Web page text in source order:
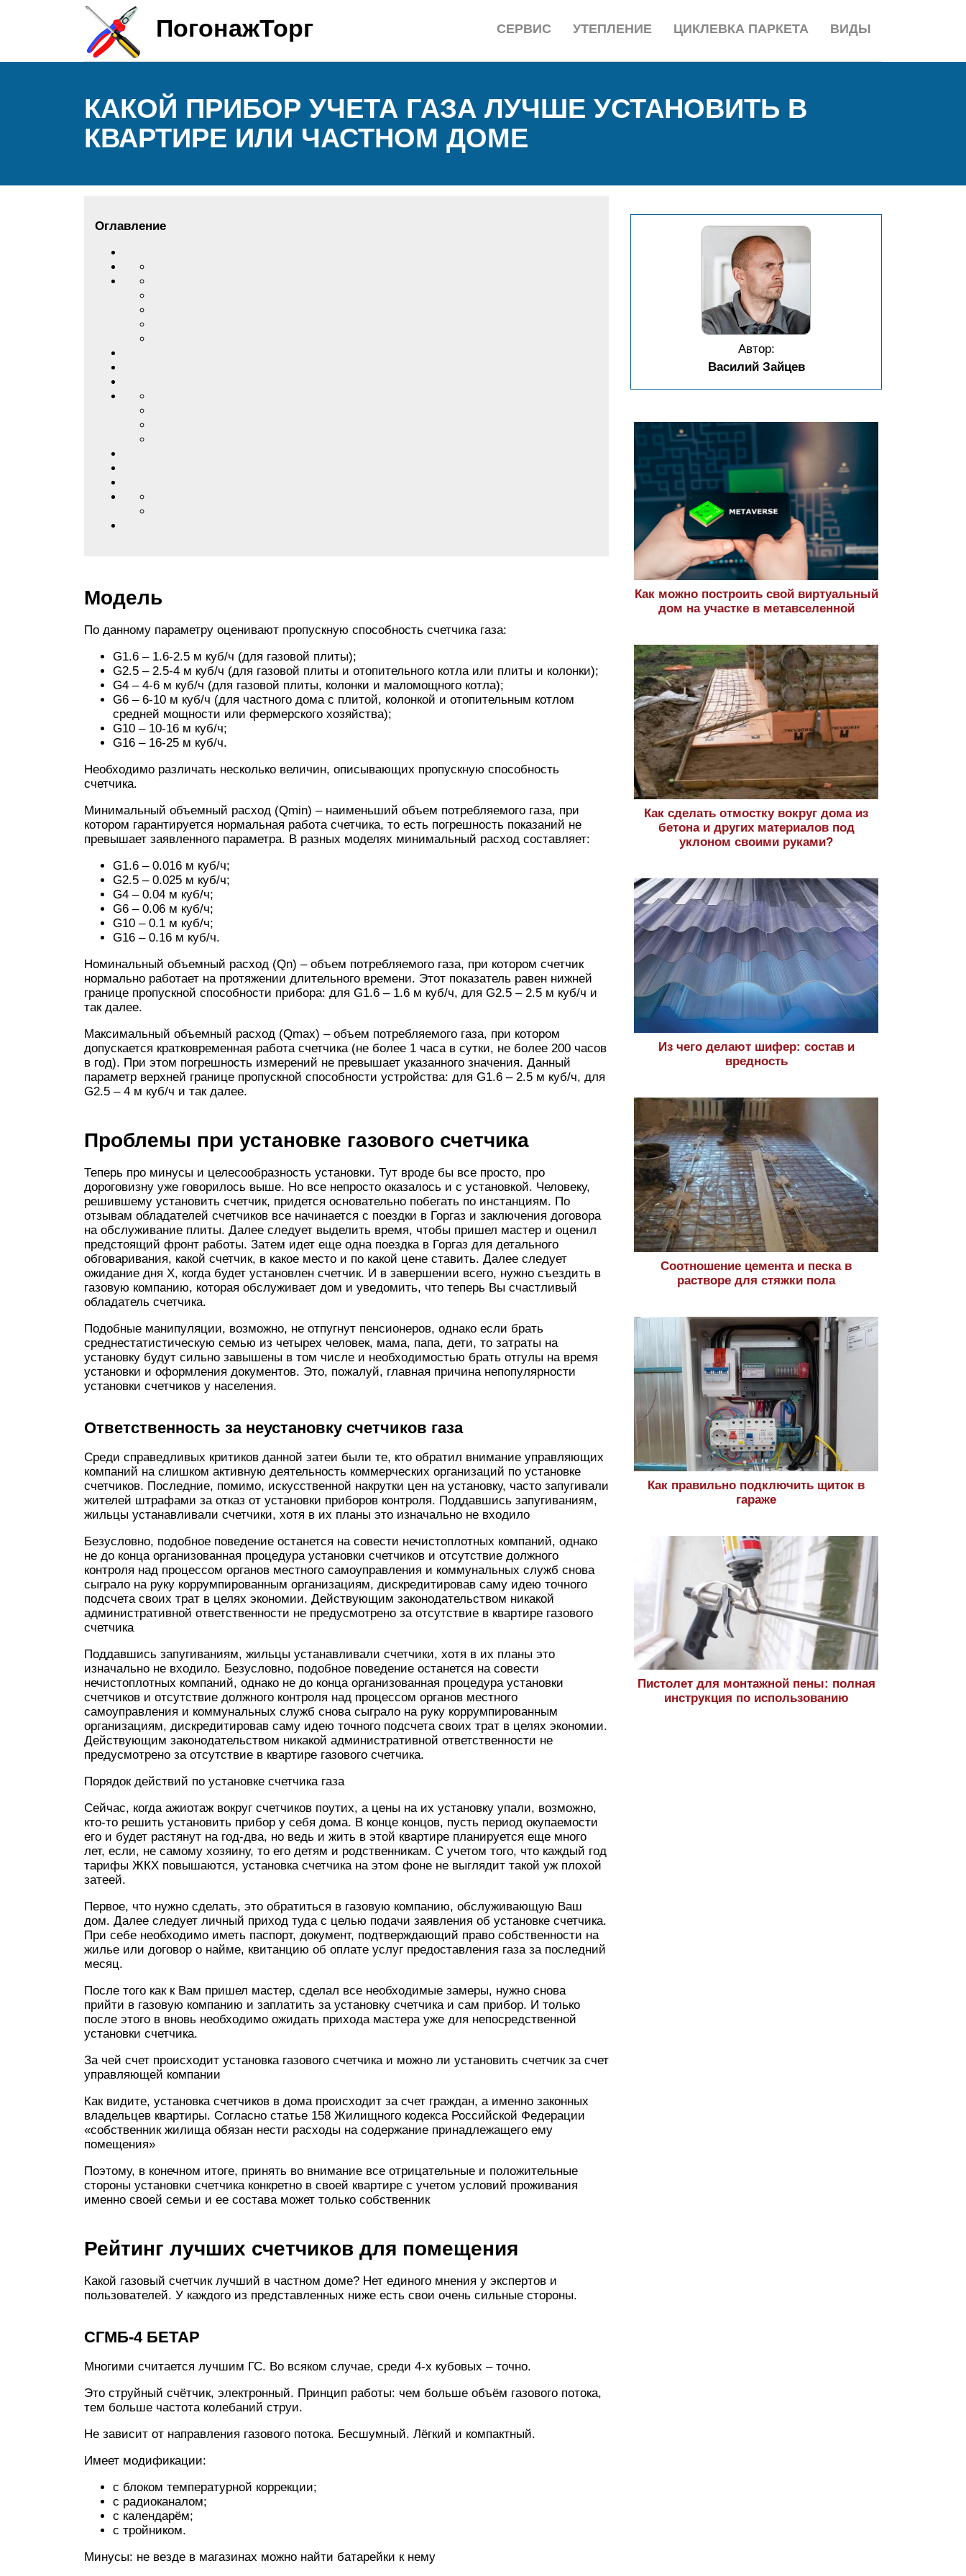
ПогонажТорг ВИДЫ
ЦИКЛЕВКА ПАРКЕТА
УТЕПЛЕНИЕ
СЕРВИС
КАКОЙ ПРИБОР УЧЕТА ГАЗА ЛУЧШЕ УСТАНОВИТЬ В
КВАРТИРЕ ИЛИ ЧАСТНОМ ДОМЕ
Оглавление
Модель
По данному параметру оценивают пропускную способность счетчика газа:
G1.6 – 1.6-2.5 м куб/ч (для газовой плиты);
G2.5 – 2.5-4 м куб/ч (для газовой плиты и отопительного котла или плиты и колонки);
G4 – 4-6 м куб/ч (для газовой плиты, колонки и маломощного котла);
G6 – 6-10 м куб/ч (для частного дома с плитой, колонкой и отопительным котлом
средней мощности или фермерского хозяйства);
G10 – 10-16 м куб/ч;
G16 – 16-25 м куб/ч.
Необходимо различать несколько величин, описывающих пропускную способность
счетчика.
Минимальный объемный расход (Qmin) – наименьший объем потребляемого газа, при
котором гарантируется нормальная работа счетчика, то есть погрешность показаний не
превышает заявленного параметра. В разных моделях минимальный расход составляет:
G1.6 – 0.016 м куб/ч;
G2.5 – 0.025 м куб/ч;
G4 – 0.04 м куб/ч;
G6 – 0.06 м куб/ч;
G10 – 0.1 м куб/ч;
G16 – 0.16 м куб/ч.
Номинальный объемный расход (Qn) – объем потребляемого газа, при котором счетчик
нормально работает на протяжении длительного времени. Этот показатель равен нижней
границе пропускной способности прибора: для G1.6 – 1.6 м куб/ч, для G2.5 – 2.5 м куб/ч и
так далее.
Максимальный объемный расход (Qmax) – объем потребляемого газа, при котором
допускается кратковременная работа счетчика (не более 1 часа в сутки, не более 200 часов
в год). При этом погрешность измерений не превышает указанного значения. Данный
параметр верхней границе пропускной способности устройства: для G1.6 – 2.5 м куб/ч, для
G2.5 – 4 м куб/ч и так далее.
Проблемы при установке газового счетчика
Теперь про минусы и целесообразность установки. Тут вроде бы все просто, про
дороговизну уже говорилось выше. Но все непросто оказалось и с установкой. Человеку,
решившему установить счетчик, придется основательно побегать по инстанциям. По
отзывам обладателей счетчиков все начинается с поездки в Горгаз и заключения договора
на обслуживание плиты. Далее следует выделить время, чтобы пришел мастер и оценил
предстоящий фронт работы. Затем идет еще одна поездка в Горгаз для детального
обговаривания, какой счетчик, в какое место и по какой цене ставить. Далее следует
ожидание дня Х, когда будет установлен счетчик. И в завершении всего, нужно съездить в
газовую компанию, которая обслуживает дом и уведомить, что теперь Вы счастливый
обладатель счетчика.
Подобные манипуляции, возможно, не отпугнут пенсионеров, однако если брать
среднестатистическую семью из четырех человек, мама, папа, дети, то затраты на
установку будут сильно завышены в том числе и необходимостью брать отгулы на время
установки и оформления документов. Это, пожалуй, главная причина непопулярности
установки счетчиков у населения.
Ответственность за неустановку счетчиков газа
Среди справедливых критиков данной затеи были те, кто обратил внимание управляющих
компаний на слишком активную деятельность коммерческих организаций по установке
счетчиков. Последние, помимо, искусственной накрутки цен на установку, часто запугивали
жителей штрафами за отказ от установки приборов контроля. Поддавшись запугиваниям,
жильцы устанавливали счетчики, хотя в их планы это изначально не входило
Безусловно, подобное поведение останется на совести нечистоплотных компаний, однако
не до конца организованная процедура установки счетчиков и отсутствие должного
контроля над процессом органов местного самоуправления и коммунальных служб снова
сыграло на руку коррумпированным организациям, дискредитировав саму идею точного
подсчета своих трат в целях экономии. Действующим законодательством никакой
административной ответственности не предусмотрено за отсутствие в квартире газового
счетчика
Поддавшись запугиваниям, жильцы устанавливали счетчики, хотя в их планы это
изначально не входило. Безусловно, подобное поведение останется на совести
нечистоплотных компаний, однако не до конца организованная процедура установки
счетчиков и отсутствие должного контроля над процессом органов местного
самоуправления и коммунальных служб снова сыграло на руку коррумпированным
организациям, дискредитировав саму идею точного подсчета своих трат в целях экономии.
Действующим законодательством никакой административной ответственности не
предусмотрено за отсутствие в квартире газового счетчика.
Порядок действий по установке счетчика газа
Сейчас, когда ажиотаж вокруг счетчиков поутих, а цены на их установку упали, возможно,
кто-то решить установить прибор у себя дома. В конце концов, пусть период окупаемости
его и будет растянут на год-два, но ведь и жить в этой квартире планируется еще много
лет, если, не самому хозяину, то его детям и родственникам. С учетом того, что каждый год
тарифы ЖКХ повышаются, установка счетчика на этом фоне не выглядит такой уж плохой
затеей.
Первое, что нужно сделать, это обратиться в газовую компанию, обслуживающую Ваш
дом. Далее следует личный приход туда с целью подачи заявления об установке счетчика.
При себе необходимо иметь паспорт, документ, подтверждающий право собственности на
жилье или договор о найме, квитанцию об оплате услуг предоставления газа за последний
месяц.
После того как к Вам пришел мастер, сделал все необходимые замеры, нужно снова
прийти в газовую компанию и заплатить за установку счетчика и сам прибор. И только
после этого в вновь необходимо ожидать прихода мастера уже для непосредственной
установки счетчика.
За чей счет происходит установка газового счетчика и можно ли установить счетчик за счет
управляющей компании
Как видите, установка счетчиков в дома происходит за счет граждан, а именно законных
владельцев квартиры. Согласно статье 158 Жилищного кодекса Российской Федерации
«собственник жилища обязан нести расходы на содержание принадлежащего ему
помещения»
Поэтому, в конечном итоге, принять во внимание все отрицательные и положительные
стороны установки счетчика конкретно в своей квартире с учетом условий проживания
именно своей семьи и ее состава может только собственник
Рейтинг лучших счетчиков для помещения
Какой газовый счетчик лучший в частном доме? Нет единого мнения у экспертов и
пользователей. У каждого из представленных ниже есть свои очень сильные стороны.
СГМБ-4 БЕТАР
Многими считается лучшим ГС. Во всяком случае, среди 4-х кубовых – точно.
Это струйный счётчик, электронный. Принцип работы: чем больше объём газового потока,
тем больше частота колебаний струи.
Не зависит от направления газового потока. Бесшумный. Лёгкий и компактный.
Имеет модификации:
с блоком температурной коррекции;
с радиоканалом;
с календарём;
с тройником.
Минусы: не везде в магазинах можно найти батарейки к нему
Автор:
Василий Зайцев
Как можно построить свой виртуальный
дом на участке в метавселенной
Как сделать отмостку вокруг дома из
бетона и других материалов под
уклоном своими руками?
Из чего делают шифер: состав и
вредность
Соотношение цемента и песка в
растворе для стяжки пола
Как правильно подключить щиток в
гараже
Пистолет для монтажной пены: полная
инструкция по использованию